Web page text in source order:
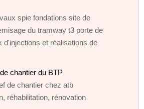
spie fondations site de
du tramway t3 porte de
d'injections et réalisations de
chantier du BTP
de chantier chez atb
réhabilitation, rénovation